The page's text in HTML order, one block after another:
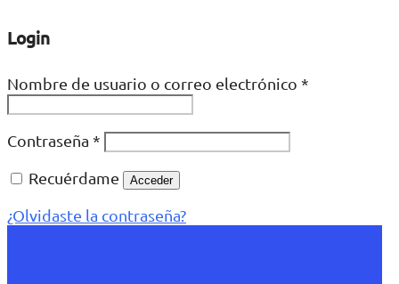
Login
Nombre de usuario o correo electrónico *
Contraseña *
Recuérdame
Acceder
¿Olvidaste la contraseña?